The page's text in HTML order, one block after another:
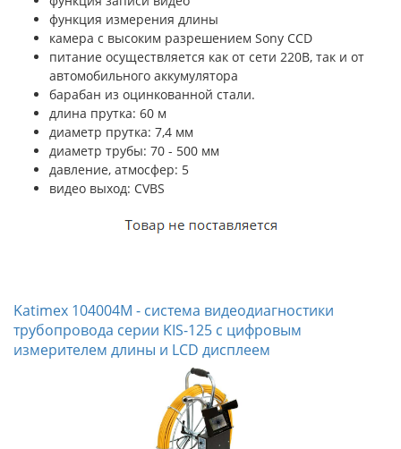
функция измерения длины
камера с высоким разрешением Sony CCD
питание осуществляется как от сети 220В, так и от
автомобильного аккумулятора
барабан из оцинкованной стали.
длина прутка: 60 м
диаметр прутка: 7,4 мм
диаметр трубы: 70 - 500 мм
давление, атмосфер: 5
видео выход: CVBS
Katimex 104004M - система видеодиагностики
трубопровода серии KIS-125 с цифровым
измерителем длины и LCD дисплеем